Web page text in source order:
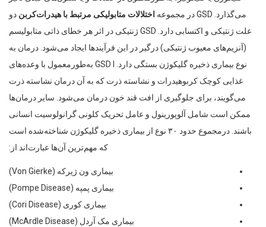
می‌گذارد. GSD در مجموعه
اختلالات متابولیکی مرتبط با هیدرات‌کربن دو
علت ژنتیکی و اکتسابی دارد. GSD ژنتیکی در اثر هر خطای ذاتی متابولیسم
(آنزیم‌های معیوب ژنتیکی) درگیر در این فرآیندها ایجاد می‌شود. درمان به
نوع بیماری ذخیره گلیکوژن بستگی دارد. GSD I به‌طورمعمول با وعده‌های
غذایی کوچک کربوهیدرات و نشاسته ذرت که به آن درمان نشاسته ذرت
می‌گویند، برای جلوگیری از افت قند خون درمان می‌شود. سایر درمان‌ها
ممکن است شامل آلوپورینول و عامل تحریک کلونی گرانولوسیت انسانی
باشند. درمجموع حدود ۳۰ نوع از بیماری ذخیره گلیکوژن شناخته‌شده است
که مهم‌ترین آن‌ها عبارت‌اند از:
بیماری ون ژیرکه (Von Gierke)
بیماری پمپه (Pompe Disease)
بیماری کوری (Cori Disease)
بیماری مک آردل (McArdle Disease)